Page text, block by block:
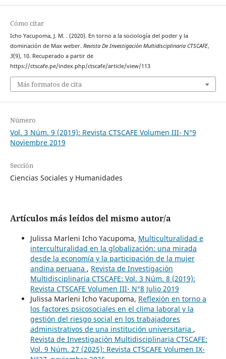
Cómo citar
Icho Yacupoma, J. M. . (2020). En torno a la sociología del poder y la
dominación de Max weber. Revista De Investigación Multidisciplinaria CTSCAFE,
3(9), 10. Recuperado a partir de
https://ctscafe.pe/index.php/ctscafe/article/view/113
Más formatos de cita
Número
Vol. 3 Núm. 9 (2019): Revista CTSCAFE Volumen III- N°9
Noviembre 2019
Sección
Ciencias Sociales y Humanidades
Artículos más leídos del mismo autor/a
Julissa Marleni Icho Yacupoma, Multiculturalidad e
interculturalidad en la globalización: una mirada
desde la economía y la participación de la mujer
andina peruana , Revista de Investigación
Multidisciplinaria CTSCAFE: Vol. 3 Núm. 8 (2019):
Revista CTSCAFE Volumen III- N°8 Julio 2019
Julissa Marleni Icho Yacupoma, Reflexión en torno a
los factores psicosociales en el clima laboral y la
gestión del riesgo social en los trabajadores
administrativos de una institución universitaria ,
Revista de Investigación Multidisciplinaria CTSCAFE:
Vol. 9 Núm. 27 (2025): Revista CTSCAFE Volumen IX-